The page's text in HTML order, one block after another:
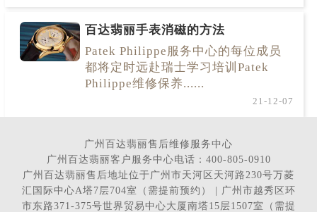
百达翡丽手表消磁的方法
Patek Philippe服务中心的每位成员
都将定时远赴瑞士学习培训Patek
Philippe维修保养......
21-12-07
广州百达翡丽售后维修服务中心
广州百达翡丽客户服务中心电话：400-805-0910
广州百达翡丽售后地址位于广州市天河区天河路230号万菱
汇国际中心A塔7层704室（需提前预约） | 广州市越秀区环
市东路371-375号世界贸易中心大厦南塔15层1507室（需提